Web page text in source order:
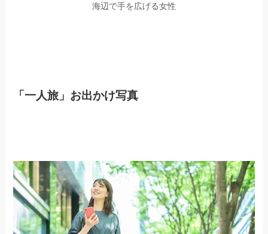
海辺で手を広げる女性
「一人旅」お出かけ写真